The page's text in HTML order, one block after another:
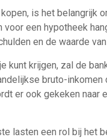
is het belangrijk
voor een hypotheek
en de waarde
kunt krijgen, zal de
bruto-
er ook gekeken naar
lasten een rol bij het